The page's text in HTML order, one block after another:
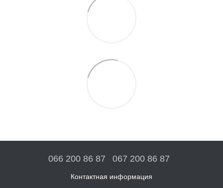
066 200 86 87 067 200 86 87
Контактная информация